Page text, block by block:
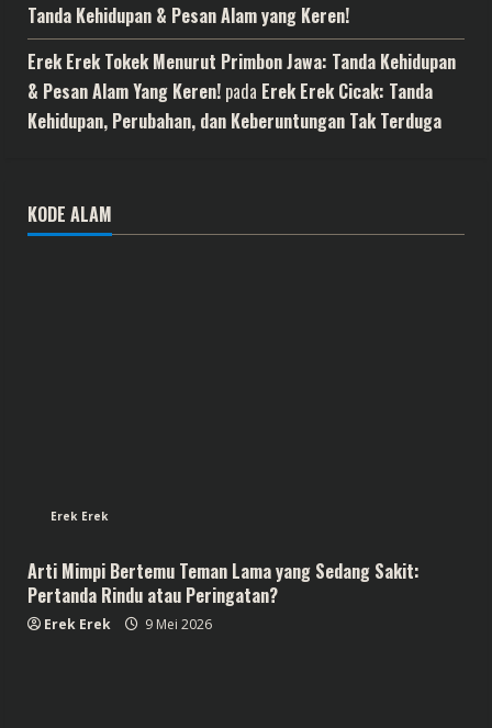
Tanda Kehidupan & Pesan Alam yang Keren!
Erek Erek Tokek Menurut Primbon Jawa: Tanda Kehidupan
& Pesan Alam Yang Keren! pada Erek Erek Cicak: Tanda
Kehidupan, Perubahan, dan Keberuntungan Tak Terduga
KODE ALAM
Erek Erek
Arti Mimpi Bertemu Teman Lama yang Sedang Sakit:
Pertanda Rindu atau Peringatan?
Erek Erek 9 Mei 2026